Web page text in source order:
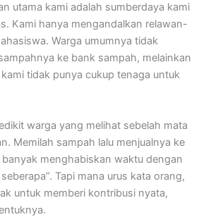
utama kami adalah sumberdaya kami
Kami hanya mengandalkan relawan-
Warga umumnya tidak
ke bank sampah, melainkan
tidak punya cukup tenaga untuk
warga yang melihat sebelah mata
Memilah sampah lalu menjualnya ke
menghabiskan waktu dengan
Tapi mana urus kata orang,
untuk memberi kontribusi nyata,